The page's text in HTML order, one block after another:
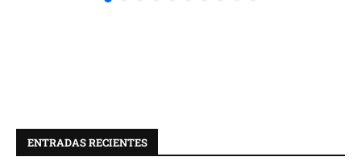
ENTRADAS RECIENTES